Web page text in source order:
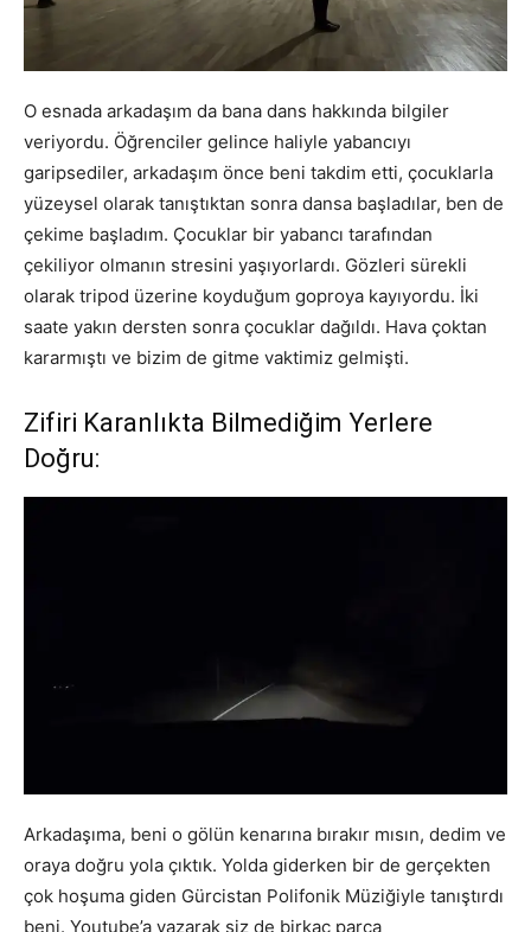
O esnada arkadaşım da bana dans hakkında bilgiler
veriyordu. Öğrenciler gelince haliyle yabancıyı
garipsediler, arkadaşım önce beni takdim etti, çocuklarla
yüzeysel olarak tanıştıktan sonra dansa başladılar, ben de
çekime başladım. Çocuklar bir yabancı tarafından
çekiliyor olmanın stresini yaşıyorlardı. Gözleri sürekli
olarak tripod üzerine koyduğum goproya kayıyordu. İki
saate yakın dersten sonra çocuklar dağıldı. Hava çoktan
kararmıştı ve bizim de gitme vaktimiz gelmişti.
Zifiri Karanlıkta Bilmediğim Yerlere
Doğru:
Arkadaşıma, beni o gölün kenarına bırakır mısın, dedim ve
oraya doğru yola çıktık. Yolda giderken bir de gerçekten
çok hoşuma giden Gürcistan Polifonik Müziğiyle tanıştırdı
beni. Youtube’a yazarak siz de birkaç parça